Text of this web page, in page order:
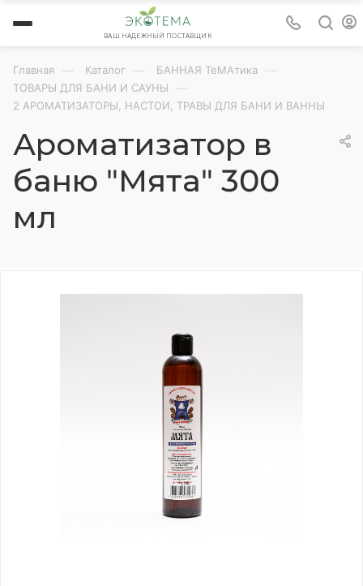
ВАШ НАДЕЖНЫЙ ПОСТАВЩИК
Главная — Каталог — БАННАЯ ТеМАтика —
ТОВАРЫ ДЛЯ БАНИ И САУНЫ —
2 АРОМАТИЗАТОРЫ, НАСТОИ, ТРАВЫ ДЛЯ БАНИ И ВАННЫ
Ароматизатор в
баню "Мята" 300
мл